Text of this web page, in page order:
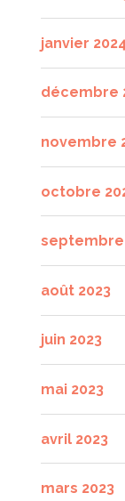
janvier 2024
décembre
novembre
octobre
septembre
août 2023
juin 2023
mai 2023
avril 2023
mars 2023